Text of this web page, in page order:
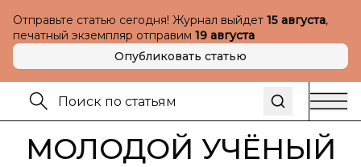
Отправьте статью сегодня! Журнал выйдет 15 августа,
печатный экземпляр отправим 19 августа
Опубликовать статью
МОЛОДОЙ УЧЁНЫЙ